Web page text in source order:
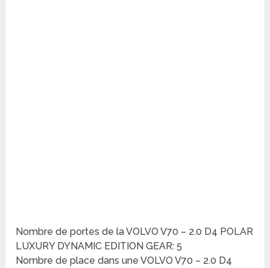
Nombre de portes de la VOLVO V70 – 2.0 D4 POLAR
LUXURY DYNAMIC EDITION GEAR: 5
Nombre de place dans une VOLVO V70 – 2.0 D4